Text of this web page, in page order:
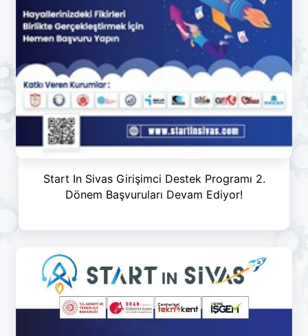
Start In Sivas Girişimci Destek Programı 2.
Dönem Başvuruları Devam Ediyor!